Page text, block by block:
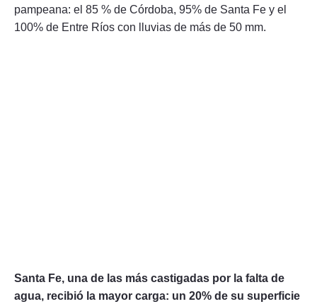
pampeana: el 85 % de Córdoba, 95% de Santa Fe y el
100% de Entre Ríos con lluvias de más de 50 mm.
Santa Fe, una de las más castigadas por la falta de
agua, recibió la mayor carga: un 20% de su superficie